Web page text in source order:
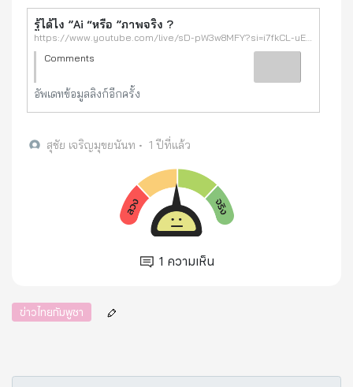
รู้ได้ไง ”Ai “หรือ ”ภาพจริง ?
https://www.youtube.com/live/sD-pW3w8MFY?si=i7fkCL-uETGLrP7g
Comments
อัพเดทข้อมูลลิงก์อีกครั้ง
สุชัย เจริญมุขยนันท • 1 ปีที่แล้ว
1 ความเห็น
ข่าวไทยกัมพูชา